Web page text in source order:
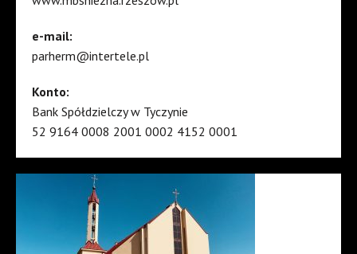
e-mail:
parherm@intertele.pl
Konto:
Bank Spółdzielczy w Tyczynie
52 9164 0008 2001 0002 4152 0001